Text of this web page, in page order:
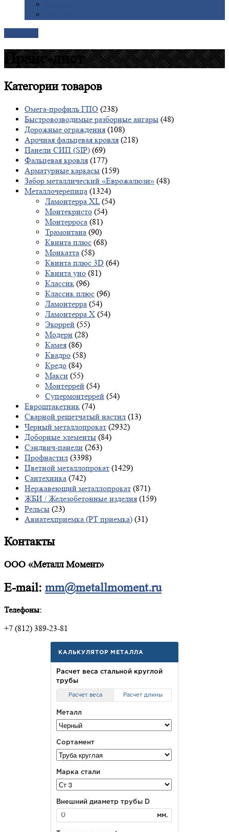
Прайс-лист
Категориитоваров
Омега-профиль ГПО (238)
Быстровозводимые разборные ангары (48)
Дорожные ограждения (108)
Арочная фальцевая кровля (218)
Панели СИП (SIP) (69)
Фальцевая кровля (177)
Арматурные каркасы (159)
Забор металлический «Еврожалюзи» (48)
Металлочерепица (1324)
Ламонтерра XL (54)
Монтекристо (54)
Монтерроса (81)
Трамонтана (90)
Квинта плюс (68)
Монкатта (58)
Квинта плюс 3D (64)
Квинта уно (81)
Классик (96)
Классик плюс (96)
Ламонтерра (54)
Ламонтерра X (54)
Экоррей (55)
Модерн (28)
Камея (86)
Квадро (58)
Кредо (84)
Макси (55)
Монтеррей (54)
Супермонтеррей (54)
Евроштакетник (74)
Сварной решетчатый настил (13)
Черный металлопрокат (2932)
Доборные элементы (84)
Сэндвич-панели (263)
Профнастил (3398)
Цветной металлопрокат (1429)
Сантехника (742)
Нержавеющий металлопрокат (871)
ЖБИ / Железобетонные изделия (159)
Рельсы (23)
Авиатехприемка (РТ приемка) (31)
Контакты
ООО «Металл Момент»
E-mail: mm@metallmoment.ru
Телефоны:
+7 (812) 389-23-81